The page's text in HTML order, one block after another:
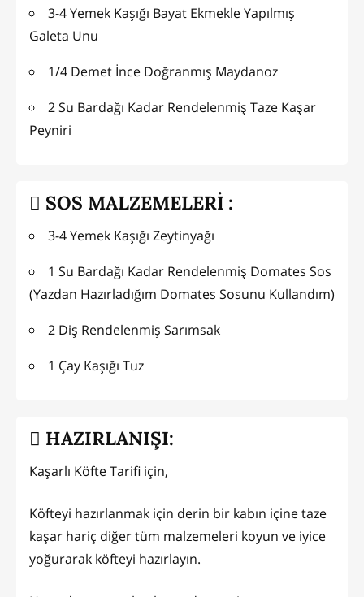
3-4 Yemek Kaşığı Bayat Ekmekle Yapılmış
Galeta Unu
1/4 Demet İnce Doğranmış Maydanoz
2 Su Bardağı Kadar Rendelenmiş Taze Kaşar
Peyniri
SOS MALZEMELERİ :
3-4 Yemek Kaşığı Zeytinyağı
1 Su Bardağı Kadar Rendelenmiş Domates Sos
(Yazdan Hazırladığım Domates Sosunu Kullandım)
2 Diş Rendelenmiş Sarımsak
1 Çay Kaşığı Tuz
HAZIRLANIŞI:
Kaşarlı Köfte Tarifi için,
Köfteyi hazırlanmak için derin bir kabın içine taze
kaşar hariç diğer tüm malzemeleri koyun ve iyice
yoğurarak köfteyi hazırlayın.